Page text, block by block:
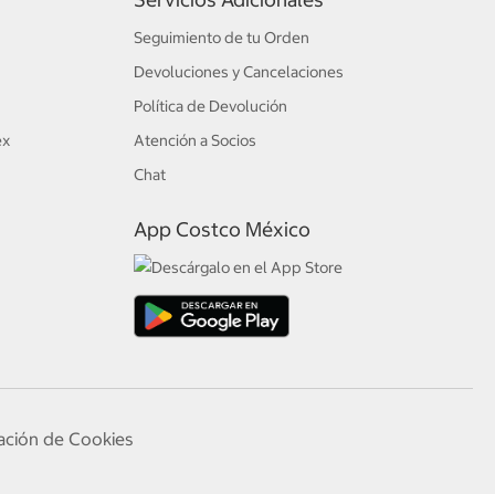
Seguimiento de tu Orden
Devoluciones y Cancelaciones
Política de Devolución
Atención a Socios
Chat
App Costco México
de Cookies